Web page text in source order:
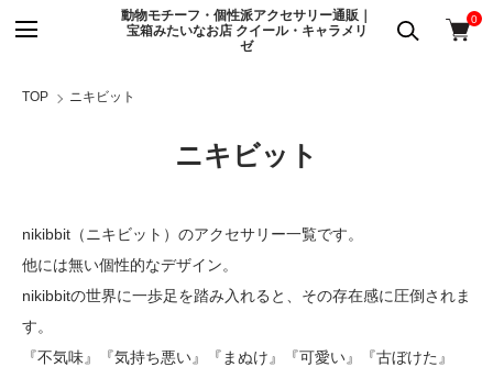
動物モチーフ・個性派アクセサリー通販｜
宝箱みたいなお店 クイール・キャラメリ
ゼ
0
TOP ニキビット
ニキビット
nikibbit（ニキビット）のアクセサリー一覧です。
他には無い個性的なデザイン。
nikibbitの世界に一歩足を踏み入れると、その存在感に圧倒されま
す。
『不気味』『気持ち悪い』『まぬけ』『可愛い』『古ぼけた』